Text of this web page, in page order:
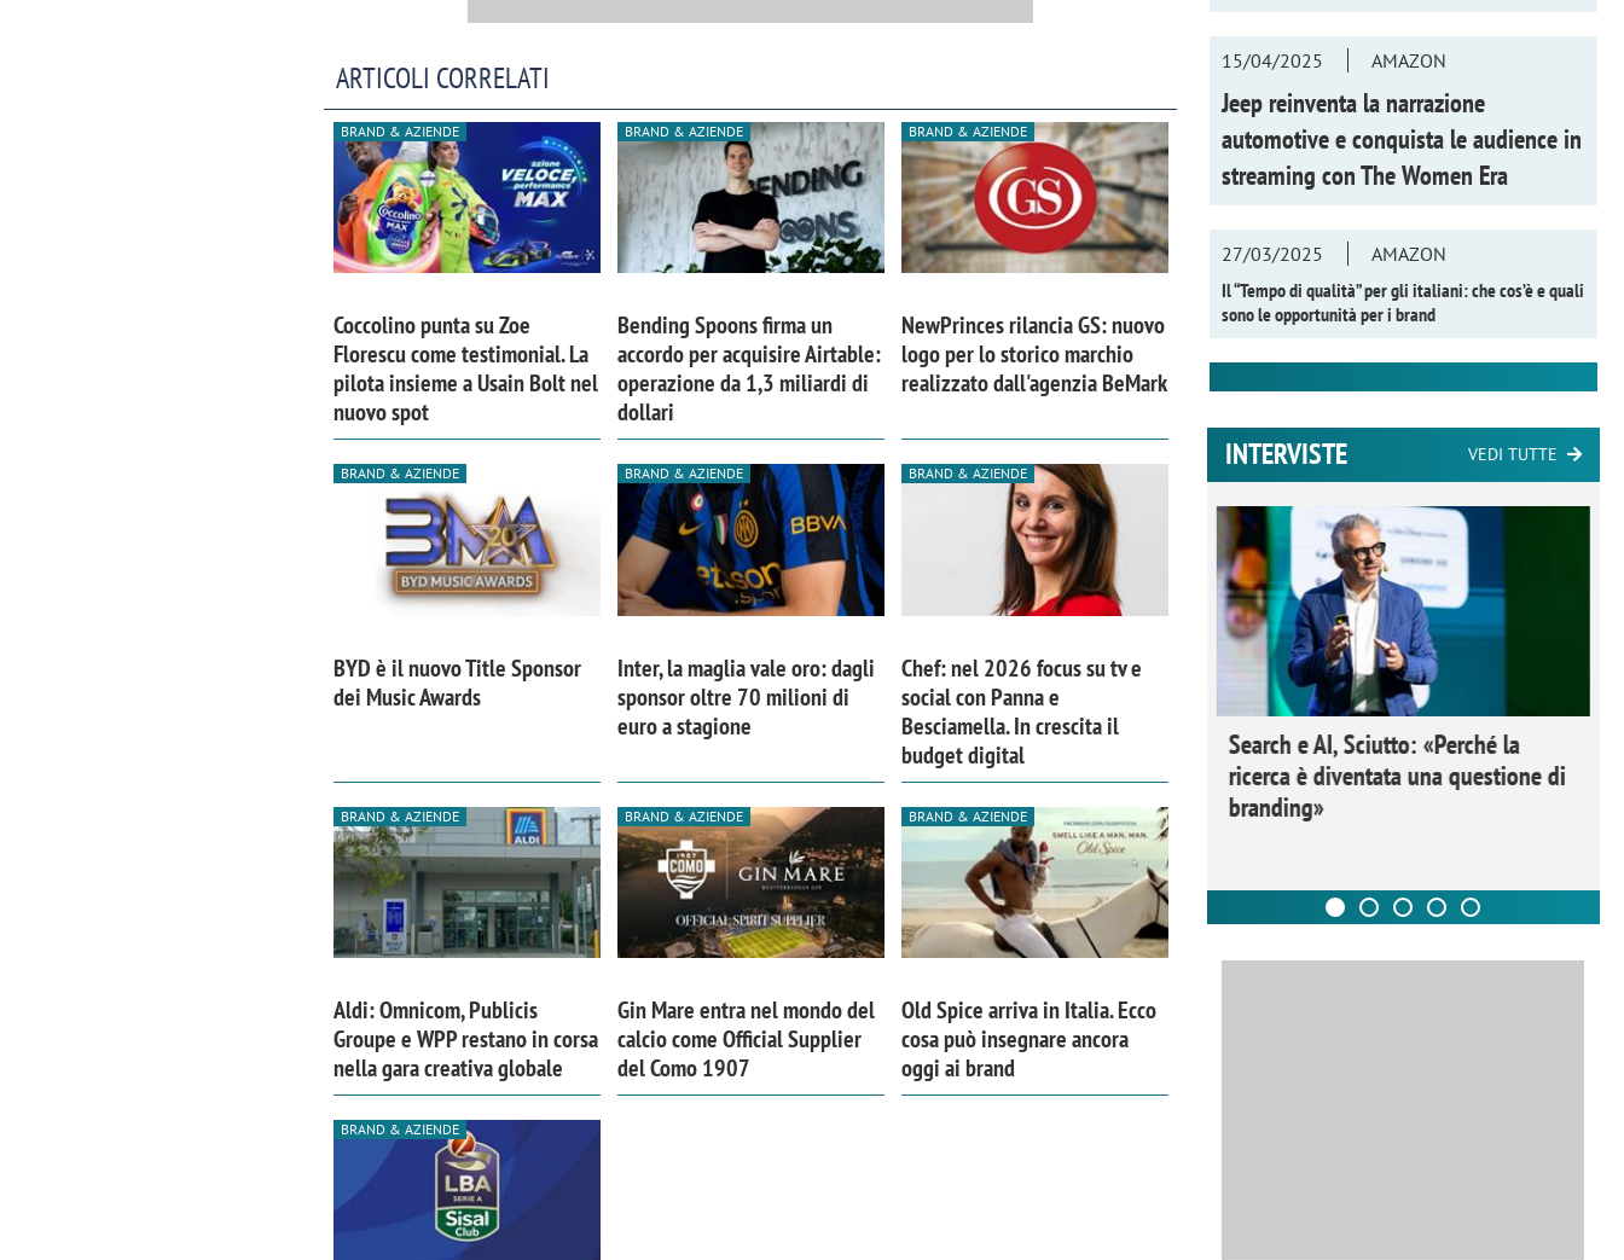
ARTICOLI CORRELATI
BRAND & AZIENDE
Coccolino punta su Zoe
Florescu come testimonial. La
pilota insieme a Usain Bolt nel
nuovo spot
BRAND & AZIENDE
Bending Spoons firma un
accordo per acquisire Airtable:
operazione da 1,3 miliardi di
dollari
BRAND & AZIENDE
NewPrinces rilancia GS: nuovo
logo per lo storico marchio
realizzato dall'agenzia BeMark
BRAND & AZIENDE
BYD è il nuovo Title Sponsor
dei Music Awards
BRAND & AZIENDE
Inter, la maglia vale oro: dagli
sponsor oltre 70 milioni di
euro a stagione
BRAND & AZIENDE
Chef: nel 2026 focus su tv e
social con Panna e
Besciamella. In crescita il
budget digital
BRAND & AZIENDE
Aldi: Omnicom, Publicis
Groupe e WPP restano in corsa
nella gara creativa globale
BRAND & AZIENDE
Gin Mare entra nel mondo del
calcio come Official Supplier
del Como 1907
BRAND & AZIENDE
Old Spice arriva in Italia. Ecco
cosa può insegnare ancora
oggi ai brand
BRAND & AZIENDE
15/04/2025 AMAZON
Jeep reinventa la narrazione
automotive e conquista le audience in
streaming conThe Women Era
27/03/2025
AMAZON
Il “Tempo di qualità” per gli italiani: che cos’è e quali
sono le opportunità per i brand
INTERVISTE VEDI TUTTE
comunicazione crea un brand food:
«Marketing e prodotto devono
Emanuele Viora di Deloitte Digital:
«La creatività resta centrale, l’AI deve
amplificare il talento»
Ricerche di mercato. Neri, Ipsos
Doxa: «Non basta più descrivere i
fenomeni: bisogna comprenderli e
tradurli in azioni»
Search e AI, Sciutto: «Perché la
ricerca è diventata una questione di
branding»